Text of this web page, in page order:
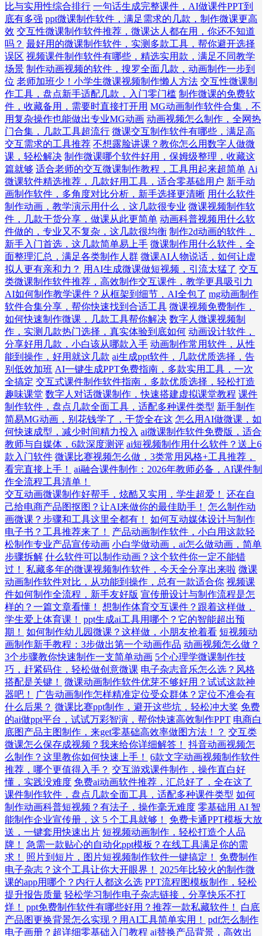
比与实用性综合排行 一句话生成完整课件，AI做课件PPT到
底有多强 ppt微课制作软件，满足需求的几款，制作微课更高
效 交互性微课制作软件推荐，微课达人都在用，你还不知道
吗？ 最好用的微课制作软件，实测多款工具，帮你避开选择
误区 视频课件制作软件有哪些，精选实用款，满足不同教学
场景 制作动画视频的软件，搜罗全面几款，动画制作一步到
位 老师加班少！小学生微课视频制作懒人方法 交互性微课制
作工具，盘点新手适配几款，入门零门槛 制作微课的免费软
件，收藏备用，需要时直接打开用 MG动画制作软件合集，不
用复杂操作也能做出专业MG动画 动画视频怎么制作，全网热
门合集，几款工具超流行 微课交互制作软件有哪些，满足高
交互需求的工具推荐 不想露脸讲课？教你怎么用数字人做微
课，轻松解决 制作微课哪个软件好用，保姆级整理，收藏这
篇就够 适合老师的交互微课制作教程，工具用起来超简单 Ai
微课软件精选推荐，几款好用工具，适合零基础用户 新手动
画制作软件，多角度对比分析，新手选择更清晰 用什么软件
制作动画，教学演示用什么，这几款很专业 微课视频制作软
件，几款干货分享，做课从此更简单 动画科普视频用什么软
件做的，专业又不复杂，这几款很均衡 制作2d动画的软件，
新手入门首选，这几款简单易上手 微课制作用什么软件，全
面整理汇总，满足各类制作人群 微课AI人物说话，如何让虚
拟人更有亲和力？ 用AI生成微课做短视频，引流太猛了 交互
类微课制作软件推荐，高效制作交互课件，教学更具吸引力
AI如何制作教学课件？从框架到细节，AI全包了 mg动画制作
软件合集分享，帮你快速找到合适工具 微课视频免费制作，
如何快速制作微课，几款工具帮你解决 数字人微课视频制
作，实测几款热门选择，真实体验到底如何 动画设计软件，
分享好用几款，小白该从哪款入手 动画制作常用软件，从性
能到操作，好用就这几款 ai生成ppt软件，几款优质选择，告
别低效加班 AI一键生成PPT免费指南，多款实用工具，一次
全搞定 交互式课件制作软件指南，多款优质选择，轻松打造
趣味课堂 数字人对话微课制作，快速搭建虚拟课堂教程 课件
制作软件，盘点几款全面工具，适配多种课件类型 新手制作
简易MG动画，别花钱学了，干货全在这 怎么用AI做微课，如
何快速成型，减少时间精力投入 ai微课制作软件免费版，适合
教师与自媒体，6款深度测评 ai短视频制作用什么软件？送上6
款入门软件 微课比赛视频怎么做，3类常用风格+工具推荐，
看完直接上手！
ai融合课件制作：2026年教师必备，AI课件制
作全流程工具清单！
交互动画微课制作好帮手，炫酷又实用，学生超爱！
还在自
己给电商产品图抠图？让AI来做你的最佳助手！
怎么制作动
画微课？步骤和工具这里全都有！
如何互动媒体设计与制作
电子书？工具推荐来了！
产品动画制作软件，小白用这款轻
松制作专业产品宣传动画 小白学做动画，ai怎么做动画，简单
步骤拆解 什么软件可以制作动画？这个软件你一定不能错
过！
私藏多年的微课视频制作软件，今天全分享出来啦 微课
动画制作软件对比，从功能到操作，总有一款适合你 视频课
件如何制作全流程，新手友好版 宣传册设计与制作流程是怎
样的？一篇文章看懂！
想制作体育交互课件？跟着这样做，
学生爱上体育课！
ppt生成ai工具用哪个？它的智能超出预
期！
如何制作幼儿园微课？这样做，小朋友抢着看 短视频动
画制作新手教程：3步做出第一个动画作品 动画视频怎么做？
3个步骤教你快速制作一支简单动画 5个心理学微课制作技
巧，赶紧码住，轻松做创意微课 电子杂志音乐怎么选？风格
搭配是关键！
微课动画制作软件优芽不够好用？试试这款神
器吧！
广告动画制作怎样精准定位受众群体？定位不准会有
什么后果？ 微课比赛ppt制作，避开这些坑，轻松冲大奖 免费
的ai做ppt平台，试试万彩智演，帮你快速高效制作PPT 电商白
底图产品主图制作，来get零基础高效率做图方法！？ 交互类
微课怎么保存成视频？我来给你详细解答！
抖音动画视频怎
么制作？这里教你如何快速上手！
6款文字动画视频制作软件
推荐，哪个更值得入手？ 交互游戏课件制作，操作直白好
懂，实践没难度 免费ai动画软件推荐，汇总好了，全在这了
课件制作软件，盘点几款全面工具，适配多种课件类型 如何
制作动画科普短视频？有法子，操作毫无难度 零基础用 AI 智
能制作企业宣传册，这 5 个工具就够！
免费卡通PPT模板大放
送，一键套用快速出片 短视频动画制作，轻松打造个人品
牌！
急需一款贴心的自动化ppt模板？在线工具满足你的需
求！
照片到短片，图片短视频制作软件一键搞定！
免费制作
电子杂志？这个工具让你大开眼界！
2025年比较火的制作微
课的app用哪个？内行人都这么选 PPT流程图模板制作，轻松
提升报告质量 轻松学习制作电子杂志链接，分享快乐不打
烊！
ppt免费制作软件有哪些好用？推荐一款私藏软件！
白底
产品图更换背景怎么实现？用AI工具简单实用！
pdf怎么制作
电子画册？超详细零基础入门教程 ai替换产品背景，高效出